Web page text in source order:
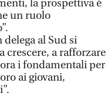
la prospettiva è
un ruolo
al Sud si
crescere, a rafforzare
i fondamentali per
ai giovani,